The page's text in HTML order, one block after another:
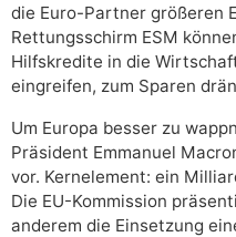
die Euro-Partner größeren
Rettungsschirm ESM
Hilfskredite in die
eingreifen, zum Sparen
Um Europa besser zu
Präsident Emmanuel
vor. Kernelement: ein
Die EU-Kommission
anderem die Einsetzung